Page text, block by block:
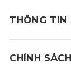
THÔNG TIN
CHÍNH